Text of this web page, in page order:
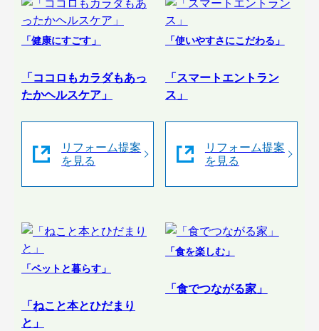
「健康にすごす」
「ココロもカラダもあっ
たかヘルスケア」
リフォーム提案
を見る
「使いやすさにこだわる」
「スマートエントラン
ス」
リフォーム提案
を見る
「ペットと暮らす」
「ねこと本とひだまり
と」
「食を楽しむ」
「食でつながる家」